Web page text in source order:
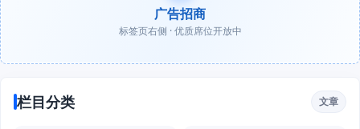
广告招商
标签页右侧 · 优质席位开放中
栏目分类 文章